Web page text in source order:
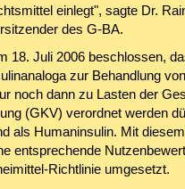
einlegt", sagte Dr.
des G-BA.
18. Juli 2006 beschlossen,
zur Behandlung
noch dann zu Lasten der
(GKV) verordnet werden
als Humaninsulin. Mit
entsprechende
Richtlinie umgesetzt.